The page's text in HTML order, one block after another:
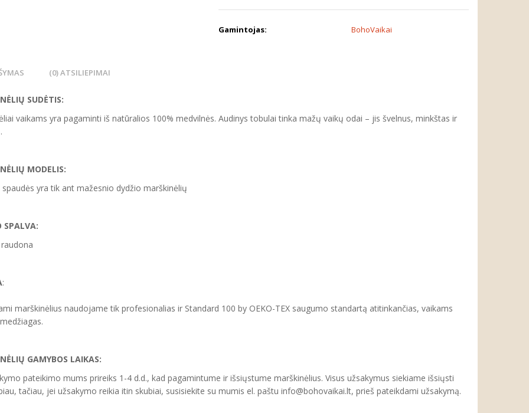
Gamintojas: BohoVaikai
(0) ATSILIEPIMAI
SUDĖTIS:
vaikams yra pagaminti iš natūralios 100% medvilnės. Audinys tobulai tinka mažų vaikų odai – jis švelnus, minkštas ir
MODELIS:
spaudės yra tik ant mažesnio dydžio marškinėlių
SPALVA:
:
marškinėlius naudojame tik profesionalias ir Standard 100 by OEKO-TEX saugumo standartą atitinkančias, vaikams
GAMYBOS LAIKAS:
pateikimo mums prireiks 1-4 d.d., kad pagamintume ir išsiųstume marškinėlius. Visus užsakymus siekiame išsiųsti
tačiau, jei užsakymo reikia itin skubiai, susisiekite su mumis el. paštu info@bohovaikai.lt, prieš pateikdami užsakymą.